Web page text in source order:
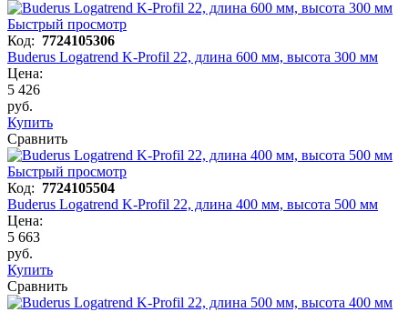
Быстрый просмотр
Код: 7724105306
Buderus Logatrend K-Profil 22, длина 600 мм, высота 300 мм
Цена:
5 426
руб.
Купить
Сравнить
Быстрый просмотр
Код: 7724105504
Buderus Logatrend K-Profil 22, длина 400 мм, высота 500 мм
Цена:
5 663
руб.
Купить
Сравнить